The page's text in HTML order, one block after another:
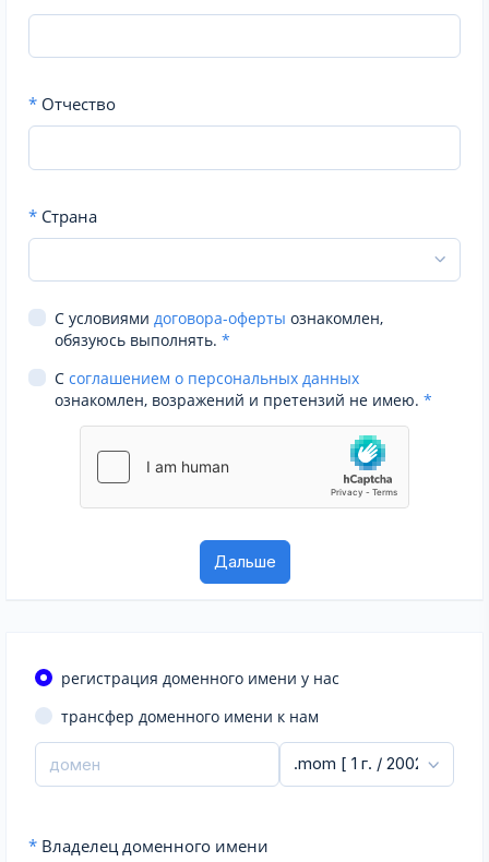
* Отчество
* Страна
С условиями договора-оферты ознакомлен,
обязуюсь выполнять. *
С соглашением о персональных данных
ознакомлен, возражений и претензий не имею. *
регистрация доменного имени у нас
трансфер доменного имени к нам
* Владелец доменного имени